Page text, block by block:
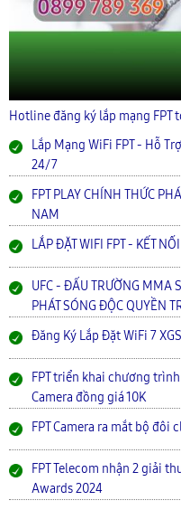
Hotline đăng ký lắp mạng FPT
Lắp Mạng WiFi FPT - Hỗ
24/7
FPT PLAY CHÍNH THỨC
NAM
LẮP ĐẶT WIFI FPT - KẾT
UFC - ĐẤU TRƯỜNG MMA
PHÁT SÓNG ĐỘC QUYỀN
Đăng Ký Lắp Đặt WiFi 7
FPT triển khai chương
Camera đồng giá 10K
FPT Camera ra mắt bộ đôi
FPT Telecom nhận 2 giải
Awards 2024